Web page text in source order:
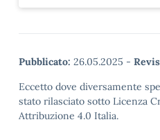
Pubblicato: 26.05.2025 -
Eccetto dove diversamente
stato rilasciato sotto Licenza
Attribuzione 4.0 Italia.